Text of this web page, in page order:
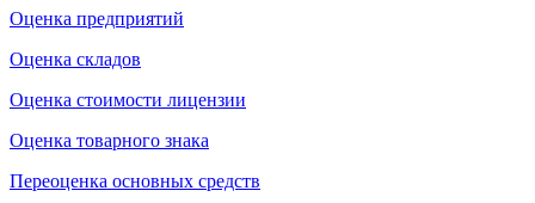
Оценка предприятий
Оценка складов
Оценка стоимости лицензии
Оценка товарного знака
Переоценка основных средств